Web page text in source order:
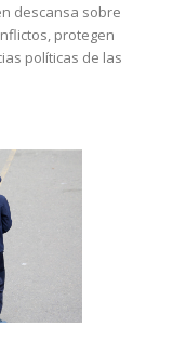
descansa sobre
protegen
políticas de las